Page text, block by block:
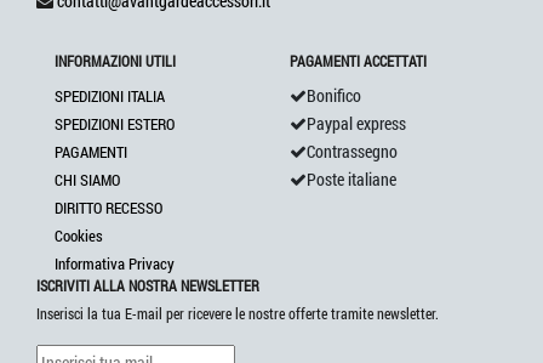
INFORMAZIONI UTILI
SPEDIZIONI ITALIA
SPEDIZIONI ESTERO
PAGAMENTI
CHI SIAMO
DIRITTO RECESSO
Cookies
Informativa Privacy
PAGAMENTI ACCETTATI
Bonifico
Paypal express
Contrassegno
Poste italiane
ISCRIVITI ALLA NOSTRA NEWSLETTER
Inserisci la tua E-mail per ricevere le nostre offerte tramite newsletter.